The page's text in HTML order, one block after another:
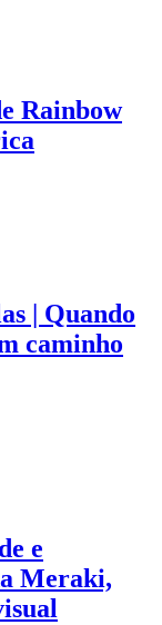
Rainbow
| Quando
caminho
e
Meraki,